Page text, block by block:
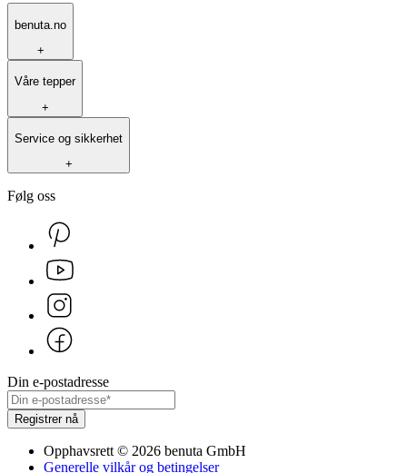
benuta.no
+
Våre tepper
+
Service og sikkerhet
+
Følg oss
Din e-postadresse
Registrer nå
Opphavsrett© 2026 benuta GmbH
Generelle vilkår og betingelser